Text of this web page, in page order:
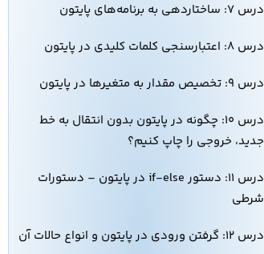
درس ۷: ساختاردهی به برنامه‌های پایتون
درس ۸: اعتبارسنجی کلمات کلیدی در پایتون
درس ۹: تخصیص مقدار به متغیرها در پایتون
درس ۱۰: چگونه در پایتون بدون انتقال به خط
جدید، خروجی را چاپ کنیم؟
درس ۱۱: دستور if-else در پایتون – دستورات
شرطی
درس ۱۲: گرفتن ورودی در پایتون و انواع حالات آن